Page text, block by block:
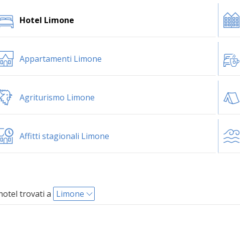
Hotel Limone
Appartamenti Limone
Agriturismo Limone
Affitti stagionali Limone
trovati a Limone